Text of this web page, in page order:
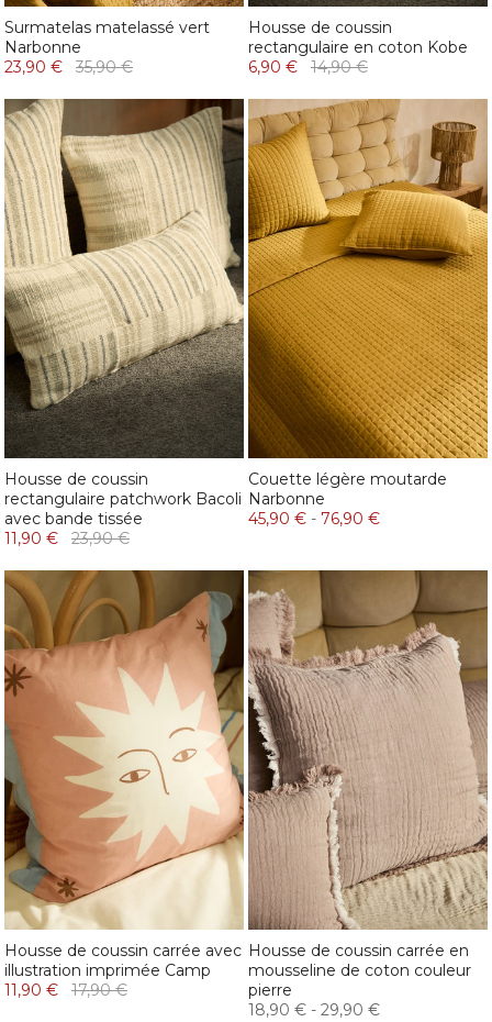
Surmatelas matelassé vert
Narbonne
23,90 €
35,90 €
Housse de coussin
rectangulaire en coton Kobe
6,90 €
14,90 €
Housse de coussin
rectangulaire patchwork Bacoli
avec bande tissée
11,90 €
23,90 €
Couette légère moutarde
Narbonne
45,90 € - 76,90 €
Housse de coussin carrée avec
illustration imprimée Camp
11,90 €
17,90 €
Housse de coussin carrée en
mousseline de coton couleur
pierre
18,90 € - 29,90 €